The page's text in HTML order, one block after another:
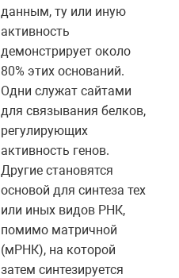
данным, ту или иную
активность
демонстрирует около
80% этих оснований.
Одни служат сайтами
для связывания белков,
регулирующих
активность генов.
Другие становятся
основой для синтеза тех
или иных видов РНК,
помимо матричной
(мРНК), на которой
затем синтезируется